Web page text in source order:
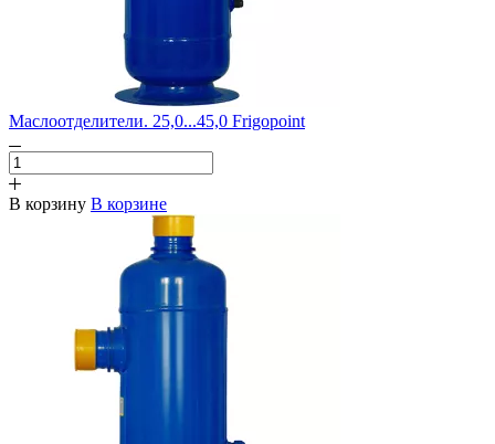
Маслоотделители. 25,0...45,0 Frigopoint
В корзину В корзине